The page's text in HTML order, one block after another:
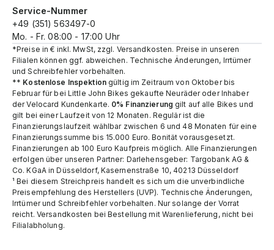
Service-Nummer
+49 (351) 563497-0
Mo. - Fr. 08:00 - 17:00 Uhr
*Preise in € inkl. MwSt, zzgl. Versandkosten. Preise in unseren
Filialen können ggf. abweichen. Technische Änderungen, Irrtümer
und Schreibfehler vorbehalten.
** Kostenlose Inspektiongültig im Zeitraum von Oktober bis
Februar für bei Little John Bikes gekaufte Neuräder oder Inhaber
der Velocard Kundenkarte. 0% Finanzierung gilt auf alle Bikes und
gilt bei einer Laufzeit von 12 Monaten. Regulär ist die
Finanzierungslaufzeit wählbar zwischen 6 und 48 Monaten für eine
Finanzierungssumme bis 15.000 Euro. Bonität vorausgesetzt.
Finanzierungen ab 100 Euro Kaufpreis möglich. Alle Finanzierungen
erfolgen über unseren Partner: Darlehensgeber: Targobank AG &
Co. KGaA in Düsseldorf, Kasernenstraße 10, 40213 Düsseldorf
¹ Bei diesem Streichpreis handelt es sich um die unverbindliche
Preisempfehlung des Herstellers (UVP). Technische Änderungen,
Irrtümer und Schreibfehler vorbehalten. Nur solange der Vorrat
reicht.​ Versandkosten bei Bestellung mit Warenlieferung, nicht bei
Filialabholung.